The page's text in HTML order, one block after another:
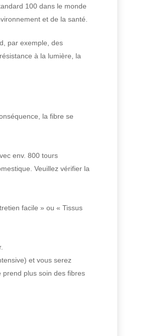
100 dans le monde
et de la santé.
par exemple, des
à la lumière, la
la fibre se
env. 800 tours
Veuillez vérifier la
facile » ou « Tissus
et vous serez
plus soin des fibres